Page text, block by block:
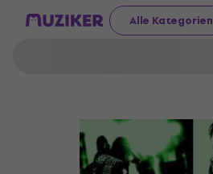
Alle Kategorien